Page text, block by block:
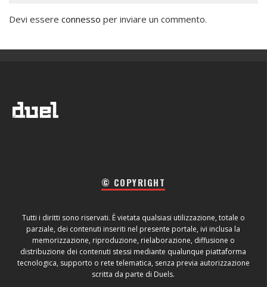
Devi essere connesso per inviare un commento.
© COPYRIGHT
Tutti i diritti sono riservati. È vietata qualsiasi utilizzazione, totale o
parziale, dei contenuti inseriti nel presente portale, ivi inclusa la
memorizzazione, riproduzione, rielaborazione, diffusione o
distribuzione dei contenuti stessi mediante qualunque piattaforma
tecnologica, supporto o rete telematica, senza previa autorizzazione
scritta da parte di Duels.